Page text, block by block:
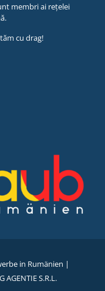
membri ai rețelei
cu drag!
in Rumänien |
AGENTIE S.R.L.